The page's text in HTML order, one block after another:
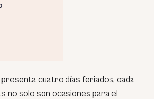
cuatro días feriados, cada
no solo son ocasiones para el